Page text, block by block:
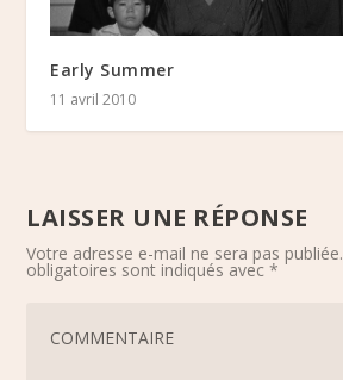
Early Summer
11 avril 2010
LAISSER UNE RÉPONSE
Votre adresse e-mail ne sera pas publiée.
obligatoires sont indiqués avec*